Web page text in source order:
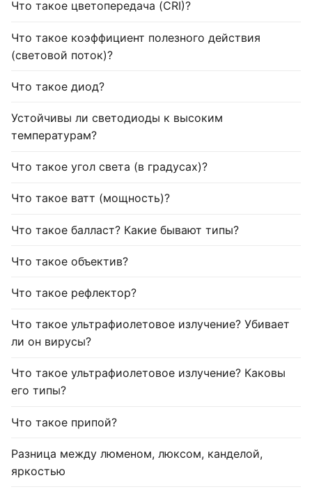
Что такое цветопередача (CRI)?
Что такое коэффициент полезного действия
(световой поток)?
Что такое диод?
Устойчивы ли светодиоды к высоким
температурам?
Что такое угол света (в градусах)?
Что такое ватт (мощность)?
Что такое балласт? Какие бывают типы?
Что такое объектив?
Что такое рефлектор?
Что такое ультрафиолетовое излучение? Убивает
ли он вирусы?
Что такое ультрафиолетовое излучение? Каковы
его типы?
Что такое припой?
Разница между люменом, люксом, канделой,
яркостью